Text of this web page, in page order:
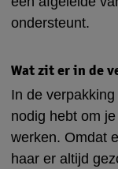
ondersteunt.
Wat zit er in de
In de
nodig hebt om
werken. Omdat
haar er altijd